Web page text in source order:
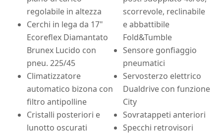
regolabile in altezza
Cerchi in lega da 17"
Ecoreflex Diamantato
Brunex Lucido con
pneu. 225/45
Climatizzatore
automatico bizona con
filtro antipolline
Cristalli posteriori e
lunotto oscurati
scorrevole, reclinabile
e abbattibile
Fold&Tumble
Sensore gonfiaggio
pneumatici
Servosterzo elettrico
Dualdrive con funzione
City
Sovratappeti anteriori
Specchi retrovisori